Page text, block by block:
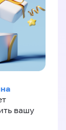
вашу